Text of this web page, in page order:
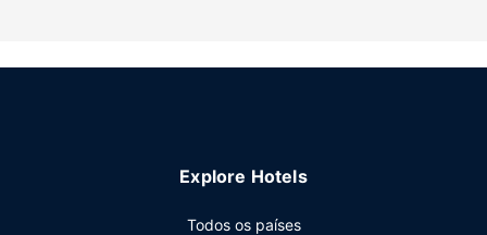
24 horas, armazenamento de bagagem e elevador.
Explore Hotels
Todos os países